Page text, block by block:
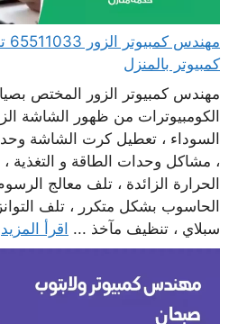
كمبيوتر بالمنزل
مهندس كمبيوتر الزور المختص
الكومبيوترات من ظهور الشاشة
السوداء ، تعطيل كرت الشاشة
، مشاكل وحدات الطاقة و التغذية
الحرارة الزائدة ، تلف معالج
الحاسوب بشكل متكرر ، تلف
سبلاي ، تنظيف مآخذ ... اقرأ المزيد